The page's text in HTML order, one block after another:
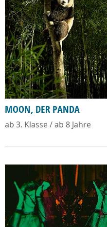
MOON, DER PANDA
ab 3. Klasse / ab 8 Jahre